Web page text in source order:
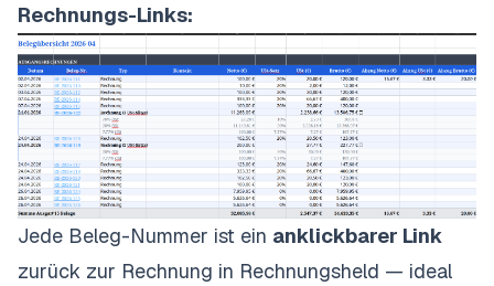
Rechnungs-Links:
Jede Beleg-Nummer ist ein anklickbarer Link
zurück zur Rechnung in Rechnungsheld — ideal